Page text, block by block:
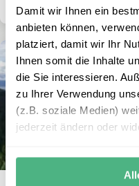
Damit wir Ihnen ein
anbieten können,
platziert, damit wir Ihr
Ihnen somit die Inhalte
die Sie interessieren.
zu Ihrer Verwendung
(z.B. soziale Medien)
jederzeit ändern oder
einplanen?